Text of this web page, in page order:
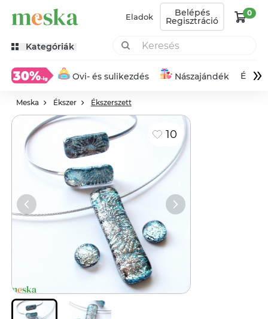
Eladok Belépés
Regisztráció
0
Kategóriák
Ovi- és sulikezdés Nászajándék »
Meska Ékszer Ékszerszett
10